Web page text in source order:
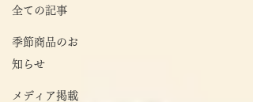
全ての記事
季節商品のお
知らせ
メディア掲載